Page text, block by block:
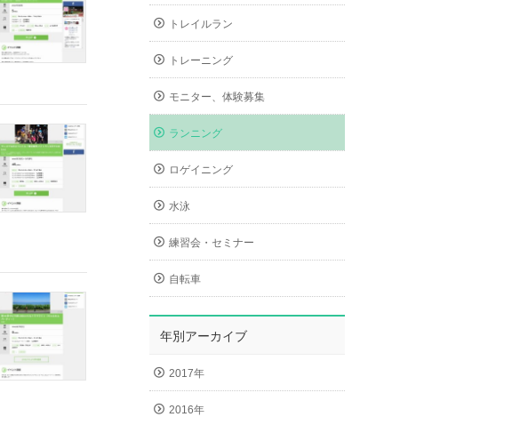
トレイルラン
トレーニング
モニター、体験募集
ランニング
ロゲイニング
水泳
練習会・セミナー
自転車
年別アーカイブ
2017年
2016年